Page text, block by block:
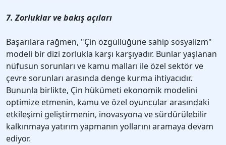
7. Zorluklar ve bakış açıları
Başarılara rağmen, "Çin özgüllüğüne sahip sosyalizm"
modeli bir dizi zorlukla karşı karşıyadır. Bunlar yaşlanan
nüfusun sorunları ve kamu malları ile özel sektör ve
çevre sorunları arasında denge kurma ihtiyacıdır.
Bununla birlikte, Çin hükümeti ekonomik modelini
optimize etmenin, kamu ve özel oyuncular arasındaki
etkileşimi geliştirmenin, inovasyona ve sürdürülebilir
kalkınmaya yatırım yapmanın yollarını aramaya devam
ediyor.